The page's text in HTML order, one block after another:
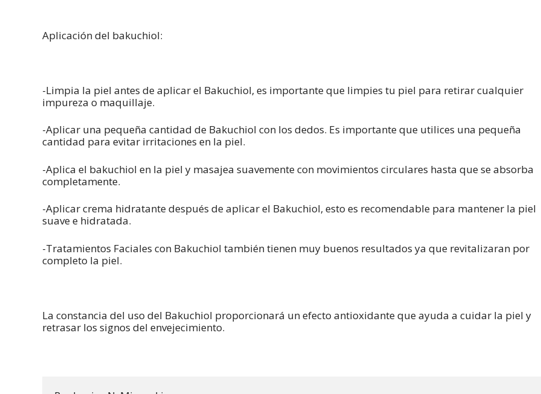
Aplicación del bakuchiol:
-Limpia la piel antes de aplicar el Bakuchiol, es importante que limpies tu piel para retirar cualquier
impureza o maquillaje.
-Aplicar una pequeña cantidad de Bakuchiol con los dedos. Es importante que utilices una pequeña
cantidad para evitar irritaciones en la piel.
-Aplica el bakuchiol en la piel y masajea suavemente con movimientos circulares hasta que se absorba
completamente.
-Aplicar crema hidratante después de aplicar el Bakuchiol, esto es recomendable para mantener la piel
suave e hidratada.
-Tratamientos Faciales con Bakuchiol también tienen muy buenos resultados ya que revitalizaran por
completo la piel.
La constancia del uso del Bakuchiol proporcionará un efecto antioxidante que ayuda a cuidar la piel y
retrasar los signos del envejecimiento.